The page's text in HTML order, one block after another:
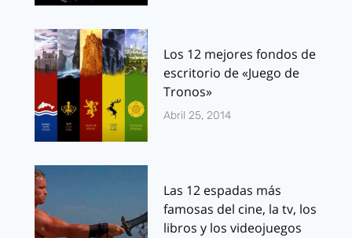
Los 12 mejores fondos de
escritorio de «Juego de
Tronos»
Abril 25, 2014
Las 12 espadas más
famosas del cine, la tv, los
libros y los videojuegos